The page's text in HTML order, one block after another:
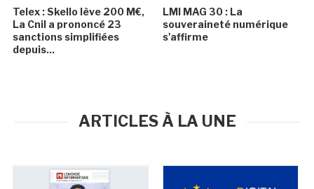
Telex : Skello lève 200 M€,
La Cnil a prononcé 23
sanctions simplifiées
depuis...
LMI MAG 30 : La
souveraineté numérique
s'affirme
ARTICLES À LA UNE